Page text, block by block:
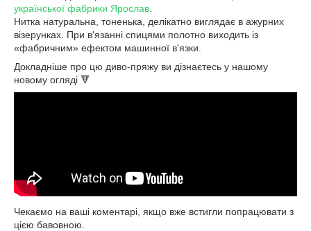
української фабрики Ярослав
Нитка натуральна, тоненька, делікатно виглядає в ажурних
візерунках. При в'язанні спицями полотно виходить із
«фабричним» ефектом машинної в'язки.
Докладніше про цю диво-пряжу ви дізнаєтесь у нашому
новому огляді 🔻
Чекаємо на ваші коментарі, якщо вже встигли попрацювати з
цією бавовною.